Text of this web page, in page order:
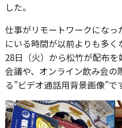
した。
仕事がリモートワークにな
にいる時間が以前よりも多く
28日（火）から松竹が配布
会議や、オンライン飲み会の
る”ビデオ通話用背景画像”で